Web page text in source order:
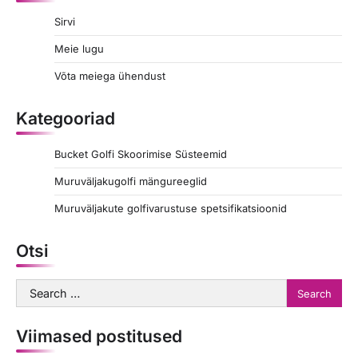
a
g
i
o
n
Sirvi
Meie lugu
Võta meiega ühendust
Kategooriad
Bucket Golfi Skoorimise Süsteemid
Muruväljakugolfi mängureeglid
Muruväljakute golfivarustuse spetsifikatsioonid
Otsi
Search
for:
Viimased postitused